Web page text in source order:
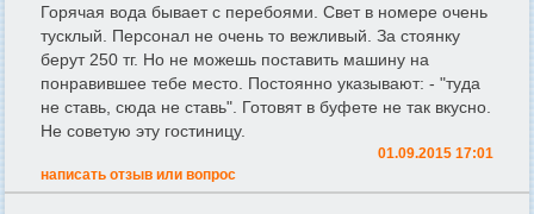
Горячая вода бывает с перебоями. Свет в номере очень
тусклый. Персонал не очень то вежливый. За стоянку
берут 250 тг. Но не можешь поставить машину на
понравившее тебе место. Постоянно указывают: - "туда
не ставь, сюда не ставь". Готовят в буфете не так вкусно.
Не советую эту гостиницу.
01.09.2015 17:01
написать отзыв или вопрос